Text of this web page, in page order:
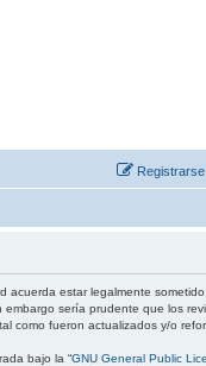
Registrarse
acuerda estar legalmente
embargo sería prudente que los
como fueron actualizados y/o
bajo la “GNU General Public